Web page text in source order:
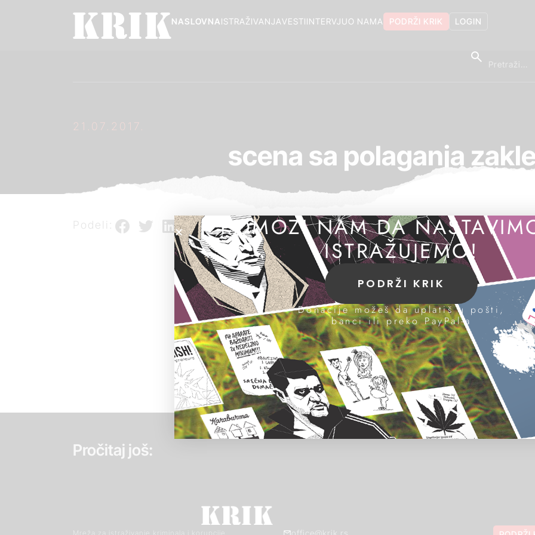
LOGIN
PODRŽI KRIK
O NAMA
INTERVJU
VESTI
ISTRAŽIVANJA
NASLOVNA
21.07.2017.
scena sa polaganja
Podeli:
Pročitaj još:
Mreža za istraživanje kriminala i korupcije office@krik.rs
POMOZI NAM DA
ISTRAŽUJEMO!
PODRŽI KRIK
Donacije možeš da uplatiš u pošti,
banci ili preko PayPal-a